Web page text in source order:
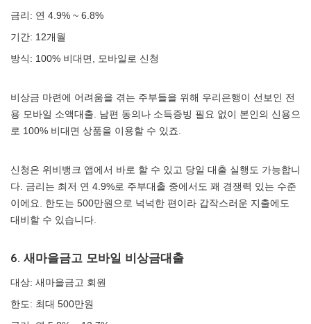
금리: 연 4.9% ~ 6.8%
기간: 12개월
방식: 100% 비대면, 모바일로 신청
비상금 마련에 어려움을 겪는 주부들을 위해 우리은행이 선보인 전
용 모바일 소액대출. 남편 동의나 소득증빙 필요 없이 본인의 신용으
로 100% 비대면 상품을 이용할 수 있죠.
신청은 위비뱅크 앱에서 바로 할 수 있고 당일 대출 실행도 가능합니
다. 금리는 최저 연 4.9%로 주부대출 중에서도 꽤 경쟁력 있는 수준
이에요. 한도는 500만원으로 넉넉한 편이라 갑작스러운 지출에도
대비할 수 있습니다.
6. 새마을금고 모바일 비상금대출
대상: 새마을금고 회원
한도: 최대 500만원